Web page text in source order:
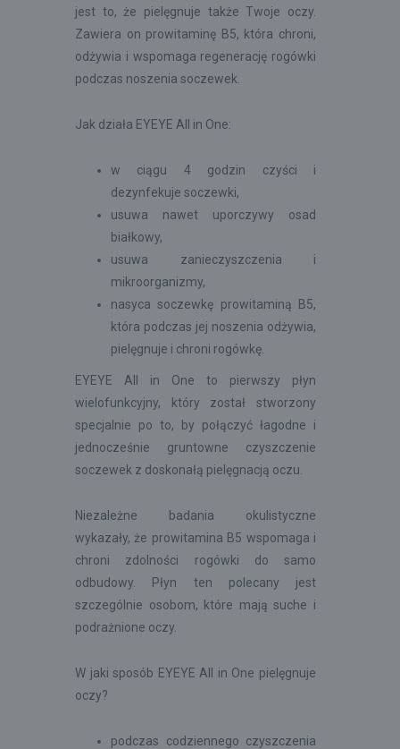
jest to, że pielęgnuje także Twoje oczy.
Zawiera on prowitaminę B5, która chroni,
odżywia i wspomaga regenerację rogówki
podczas noszenia soczewek.
Jak działa EYEYE All in One:
w ciągu 4 godzin czyści i
dezynfekuje soczewki,
usuwa nawet uporczywy osad
białkowy,
usuwa zanieczyszczenia i
mikroorganizmy,
nasyca soczewkę prowitaminą B5,
która podczas jej noszenia odżywia,
pielęgnuje i chroni rogówkę.
EYEYE All in One to pierwszy płyn
wielofunkcyjny, który został stworzony
specjalnie po to, by połączyć łagodne i
jednocześnie gruntowne czyszczenie
soczewek z doskonałą pielęgnacją oczu.
Niezależne badania okulistyczne
wykazały, że prowitamina B5 wspomaga i
chroni zdolności rogówki do samo
odbudowy. Płyn ten polecany jest
szczególnie osobom, które mają suche i
podrażnione oczy.
W jaki sposób EYEYE All in One pielęgnuje
oczy?
podczas codziennego czyszczenia